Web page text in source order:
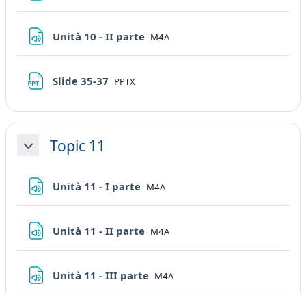
Unità 10 - II parte File
M4A
Slide 35-37 File
PPTX
MinimizzaTopic 11
Unità 11 - I parte File
M4A
Unità 11 - II parte File
M4A
Unità 11 - III parte File
M4A